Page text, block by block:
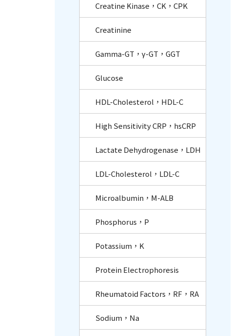
Creatine Kinase，CK，CPK
Creatinine
Gamma-GT，γ-GT，GGT
Glucose
HDL-Cholesterol，HDL-C
High Sensitivity CRP，hsCRP
Lactate Dehydrogenase，LDH
LDL-Cholesterol，LDL-C
Microalbumin，M-ALB
Phosphorus，P
Potassium，K
Protein Electrophoresis
Rheumatoid Factors，RF，RA
Sodium，Na